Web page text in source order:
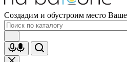
Создадим и обустроим место